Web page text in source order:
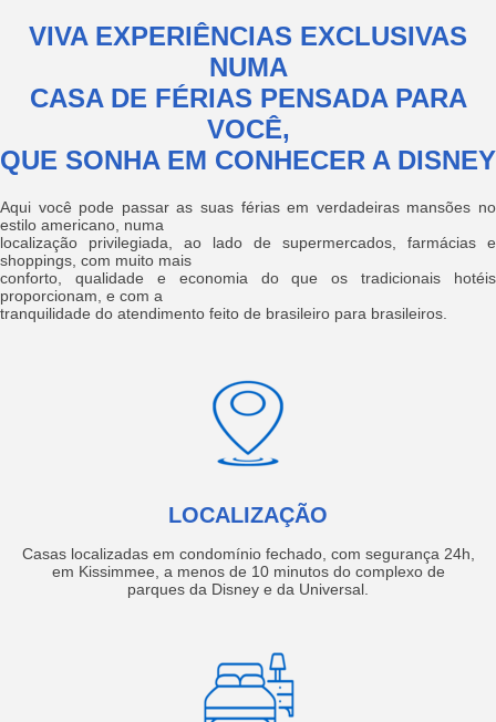
VIVA EXPERIÊNCIAS EXCLUSIVAS
NUMA
CASA DE FÉRIAS PENSADA PARA
VOCÊ,
QUE SONHA EM CONHECER A DISNEY
Aqui você pode passar as suas férias em verdadeiras mansões no
estilo americano, numa
localização privilegiada, ao lado de supermercados, farmácias e
shoppings, com muito mais
conforto, qualidade e economia do que os tradicionais hotéis
proporcionam, e com a
tranquilidade do atendimento feito de brasileiro para brasileiros.
LOCALIZAÇÃO
Casas localizadas em condomínio fechado, com segurança 24h,
em Kissimmee, a menos de 10 minutos do complexo de
parques da Disney e da Universal.